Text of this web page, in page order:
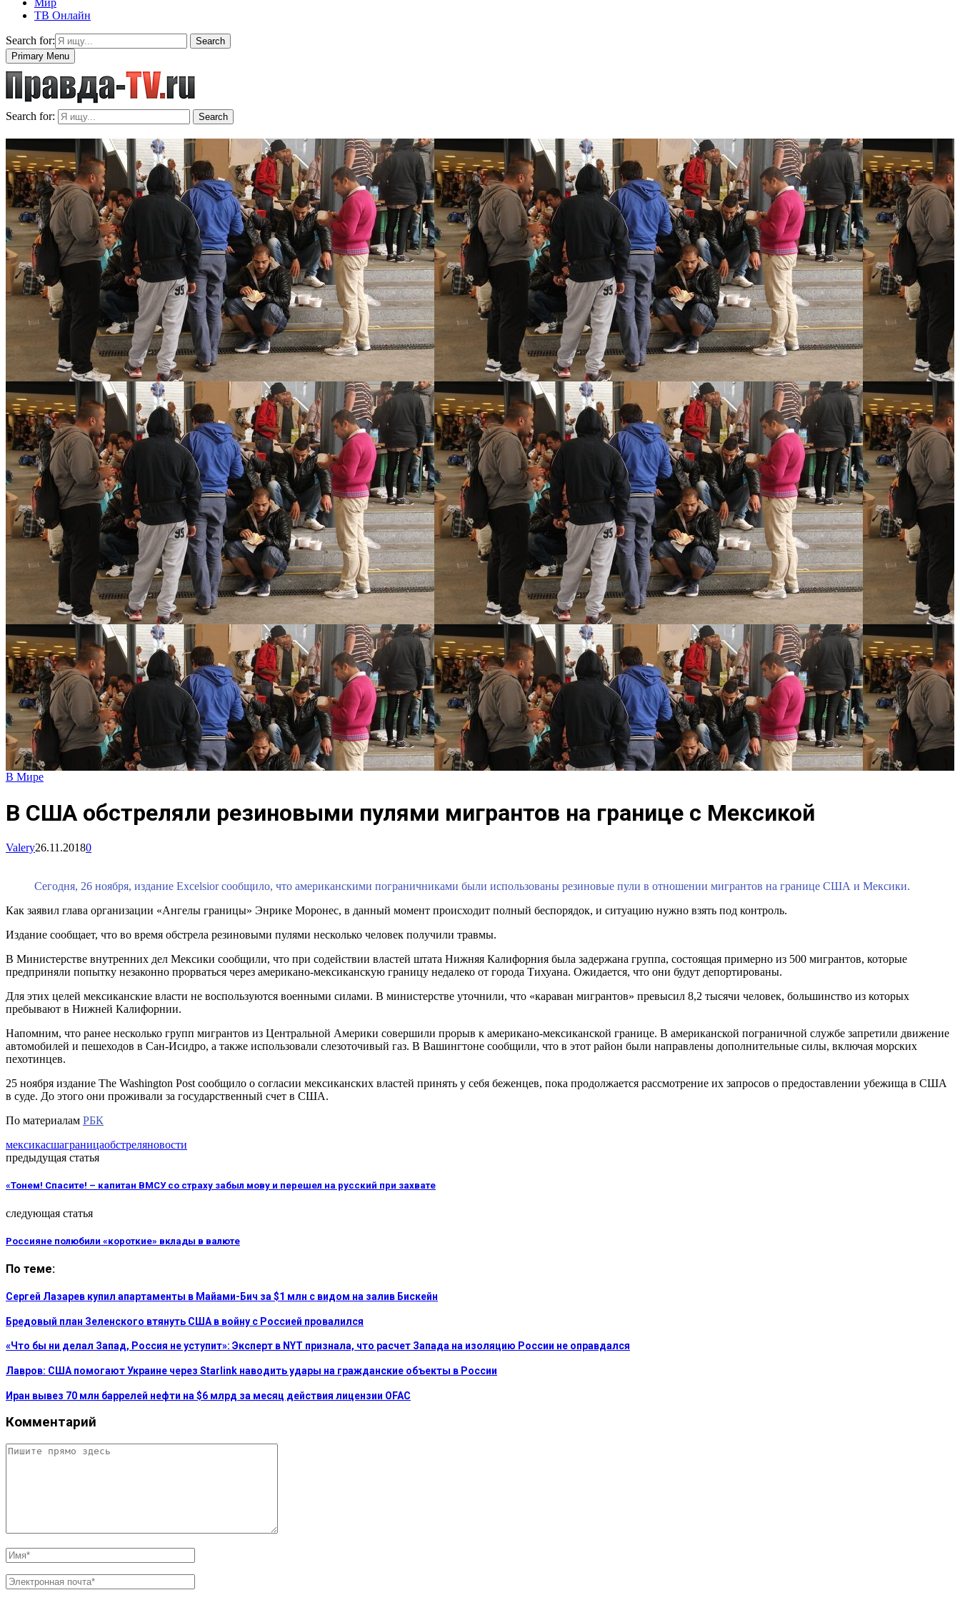
Мир
ТВ Онлайн
Search for:
Search
Primary Menu
Search for: Search
В Мире
В США обстреляли резиновыми пулями мигрантов на границе с Мексикой
Valery26.11.20180
Сегодня, 26 ноября, издание Excelsior сообщило, что американскими пограничниками были использованы резиновые пули в отношении мигрантов на границе США и Мексики.
Как заявил глава организации «Ангелы границы» Энрике Моронес, в данный момент происходит полный беспорядок, и ситуацию нужно взять под контроль.
Издание сообщает, что во время обстрела резиновыми пулями несколько человек получили травмы.
В Министерстве внутренних дел Мексики сообщили, что при содействии властей штата Нижняя Калифорния была задержана группа, состоящая примерно из 500 мигрантов, которые
предприняли попытку незаконно прорваться через американо-мексиканскую границу недалеко от города Тихуана. Ожидается, что они будут депортированы.
Для этих целей мексиканские власти не воспользуются военными силами. В министерстве уточнили, что «караван мигрантов» превысил 8,2 тысячи человек, большинство из которых
пребывают в Нижней Калифорнии.
Напомним, что ранее несколько групп мигрантов из Центральной Америки совершили прорыв к американо-мексиканской границе. В американской пограничной службе запретили движение
автомобилей и пешеходов в Сан-Исидро, а также использовали слезоточивый газ. В Вашингтоне сообщили, что в этот район были направлены дополнительные силы, включая морских
пехотинцев.
25 ноября издание The Washington Post сообщило о согласии мексиканских властей принять у себя беженцев, пока продолжается рассмотрение их запросов о предоставлении убежища в США
в суде. До этого они проживали за государственный счет в США.
По материалам РБК
мексикасшаграницаобстреляновости
предыдущая статья
«Тонем! Спасите! – капитан ВМСУ со страху забыл мову и перешел на русский при захвате
следующая статья
Россияне полюбили «короткие» вклады в валюте
По теме:
Сергей Лазарев купил апартаменты в Майами-Бич за $1 млн с видом на залив Бискейн
Бредовый план Зеленского втянуть США в войну с Россией провалился
«Что бы ни делал Запад, Россия не уступит»: Эксперт в NYT признала, что расчет Запада на изоляцию России не оправдался
Лавров: США помогают Украине через Starlink наводить удары на гражданские объекты в России
Иран вывез 70 млн баррелей нефти на $6 млрд за месяц действия лицензии OFAC
Комментарий